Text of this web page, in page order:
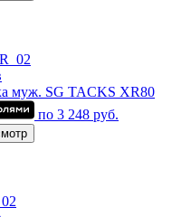
муж. SG TACKS XR80
по 3 248 руб.